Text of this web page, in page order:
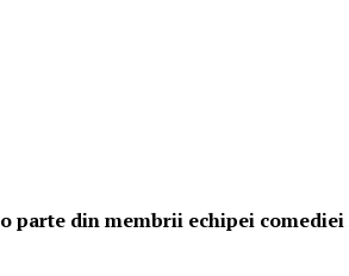
din membrii echipei